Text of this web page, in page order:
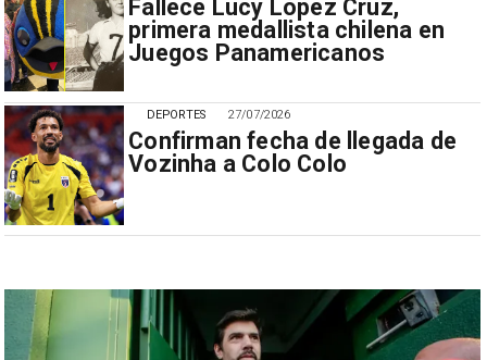
Fallece Lucy López Cruz,
primera medallista chilena en
Juegos Panamericanos
27/07/2026
Confirman fecha de llegada de
Vozinha a Colo Colo
DEPORTES